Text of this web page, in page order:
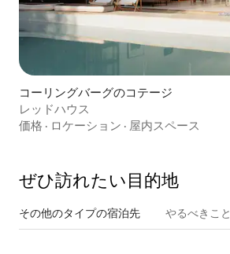
コーリングバーグのコテージ
レッドハウス
価格 · ロケーション · 屋内スペース
ぜひ訪⁠れ⁠た⁠い目⁠的⁠地
その他のタ⁠イ⁠プ⁠の宿⁠泊⁠先 やるべきこと